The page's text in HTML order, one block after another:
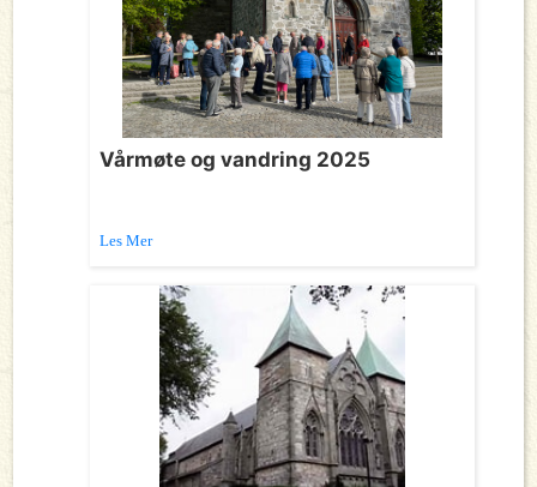
Vårmøte og vandring 2025
Les Mer